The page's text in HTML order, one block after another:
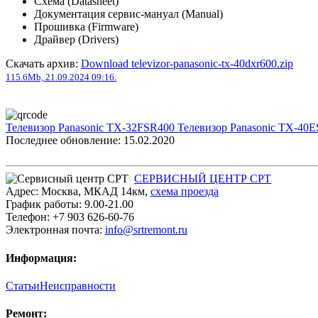
Документация сервис-мануал (Manual)
Прошивка (Firmware)
Драйвер (Drivers)
Скачать архив: Download televizor-panasonic-tx-40dxr600.zip
115.6Mb, 21.09.2024 09:16.
Телевизор Panasonic TX-32FSR400 Телевизор Panasonic TX-
Последнее обновление: 15.02.2020
СЕРВИСНЫЙ ЦЕНТР СРТ
Адрес: Москва, МКАД 14км, cхема проезда
График работы: 9.00-21.00
Телефон: +7 903 626-60-76
Электронная почта: info@srtremont.ru
Информация:
СтатьиНеисправности
Ремонт: